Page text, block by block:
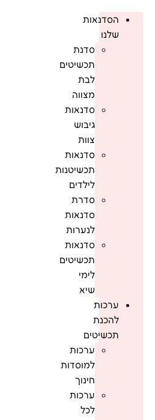
הסדנאות
שלנו
סדנת
תכשיטים
לבת
מצווה
סדנאות
גיבוש
צוות
סדנאות
תכשיטנות
לילדים
סדרת
סדנאות
לנערות
סדנאות
תכשיטים
לימי
שיא
ערכות
להכנת
תכשיטים
ערכות
למוסדות
חינוך
ערכות
לכל